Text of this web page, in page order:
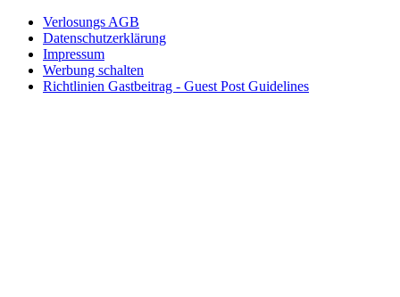
Verlosungs AGB
Datenschutzerklärung
Impressum
Werbung schalten
Richtlinien Gastbeitrag - Guest Post Guidelines